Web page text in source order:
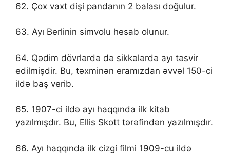
62. Çox vaxt dişi pandanın 2 balası doğulur.
63. Ayı Berlinin simvolu hesab olunur.
64. Qədim dövrlərdə də sikkələrdə ayı təsvir
edilmişdir. Bu, təxminən eramızdan əvvəl 150-ci
ildə baş verib.
65. 1907-ci ildə ayı haqqında ilk kitab
yazılmışdır. Bu, Ellis Skott tərəfindən yazılmışdır.
66. Ayı haqqında ilk cizgi filmi 1909-cu ildə